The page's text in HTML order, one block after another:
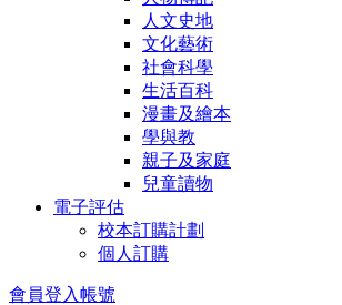
人文史地
文化藝術
社會科學
生活百科
漫畫及繪本
學與教
親子及家庭
兒童讀物
電子評估
校本訂購計劃
個人訂購
會員登入帳號